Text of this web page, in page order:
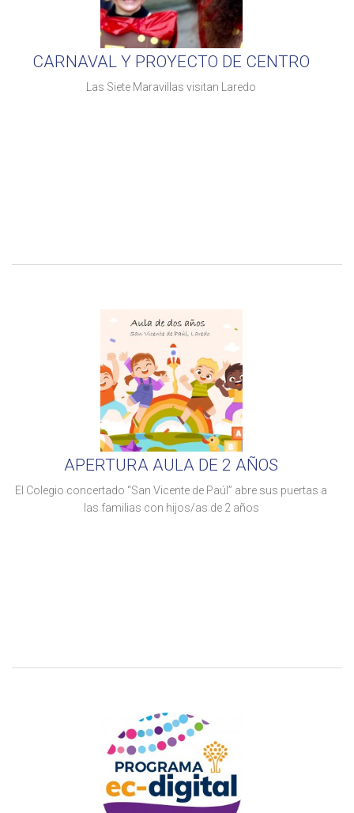
CARNAVAL Y PROYECTO DE CENTRO
Las Siete Maravillas visitan Laredo
APERTURA AULA DE 2 AÑOS
El Colegio concertado “San Vicente de Paúl” abre sus puertas a
las familias con hijos/as de 2 años